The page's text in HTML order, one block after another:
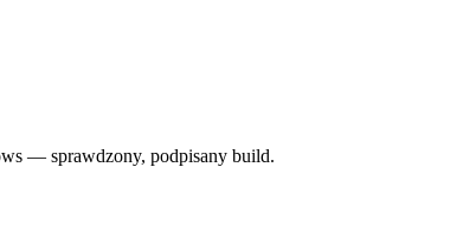
— sprawdzony, podpisany build.